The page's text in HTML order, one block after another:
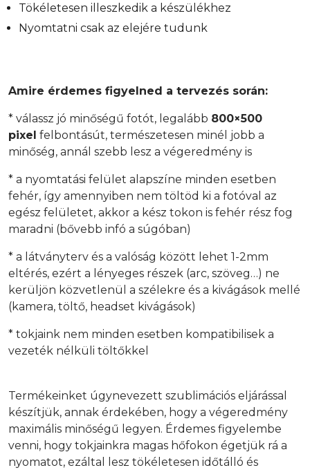
Tökéletesen illeszkedik a készülékhez
Nyomtatni csak az elejére tudunk
Amire érdemes figyelned a tervezés során:
* válassz jó minőségű fotót, legalább 800×500
pixel felbontásút, természetesen minél jobb a
minőség, annál szebb lesz a végeredmény is
* a nyomtatási felület alapszíne minden esetben
fehér, így amennyiben nem töltöd ki a fotóval az
egész felületet, akkor a kész tokon is fehér rész fog
maradni (bővebb infó a súgóban)
* a látványterv és a valóság között lehet 1-2mm
eltérés, ezért a lényeges részek (arc, szöveg…) ne
kerüljön közvetlenül a szélekre és a kivágások mellé
(kamera, töltő, headset kivágások)
* tokjaink nem minden esetben kompatibilisek a
vezeték nélküli töltőkkel
Termékeinket úgynevezett szublimációs eljárással
készítjük, annak érdekében, hogy a végeredmény
maximális minőségű legyen. Érdemes figyelembe
venni, hogy tokjainkra magas hőfokon égetjük rá a
nyomatot, ezáltal lesz tökéletesen időtálló és